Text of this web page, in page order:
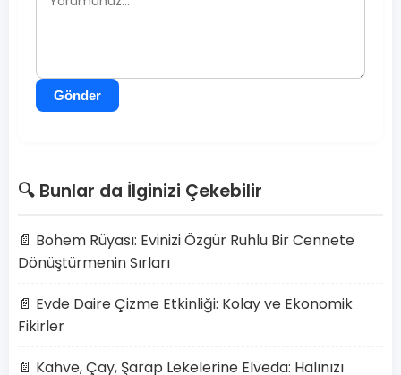
Gönder
🔍 Bunlar da İlginizi Çekebilir
📄 Bohem Rüyası: Evinizi Özgür Ruhlu Bir Cennete
Dönüştürmenin Sırları
📄 Evde Daire Çizme Etkinliği: Kolay ve Ekonomik
Fikirler
📄 Kahve, Çay, Şarap Lekelerine Elveda: Halınızı